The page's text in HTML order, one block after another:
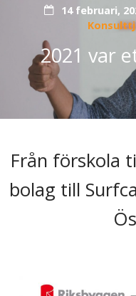
14 februari,
2021 var
Från förskola
bolag till